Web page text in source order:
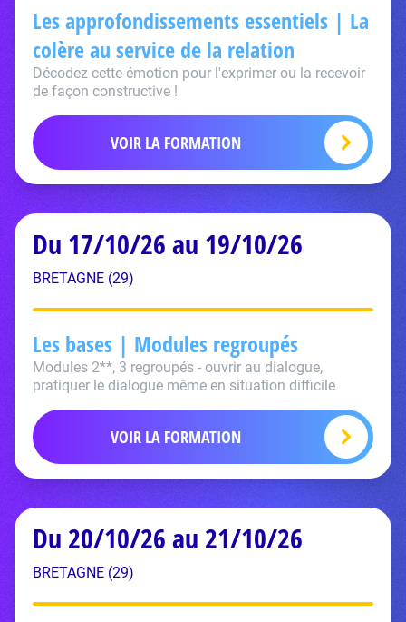
Les approfondissements essentiels | La
colère au service de la relation
Décodez cette émotion pour l'exprimer ou la recevoir
de façon constructive !
VOIR LA FORMATION
Du 17/10/26 au 19/10/26
BRETAGNE (29)
Les bases | Modules regroupés
Modules 2**, 3 regroupés - ouvrir au dialogue,
pratiquer le dialogue même en situation difficile
VOIR LA FORMATION
Du 20/10/26 au 21/10/26
BRETAGNE (29)